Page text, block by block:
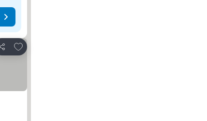
Teilen
Zu Favoriten hinzufügen